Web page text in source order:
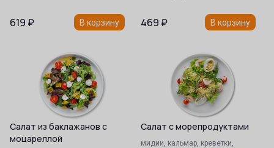
619 ₽ В корзину 469 ₽ В корзину
Салат из баклажанов с
моцареллой
Салат с морепродуктами
мидии, кальмар, креветки,